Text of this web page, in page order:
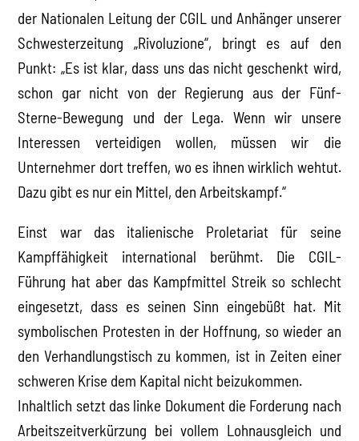
der Nationalen Leitung der CGIL und Anhänger unserer
Schwesterzeitung „Rivoluzione“, bringt es auf den
Punkt: „Es ist klar, dass uns das nicht geschenkt wird,
schon gar nicht von der Regierung aus der Fünf-
Sterne-Bewegung und der Lega. Wenn wir unsere
Interessen verteidigen wollen, müssen wir die
Unternehmer dort treffen, wo es ihnen wirklich wehtut.
Dazu gibt es nur ein Mittel, den Arbeitskampf.“
Einst war das italienische Proletariat für seine
Kampffähigkeit international berühmt. Die CGIL-
Führung hat aber das Kampfmittel Streik so schlecht
eingesetzt, dass es seinen Sinn eingebüßt hat. Mit
symbolischen Protesten in der Hoffnung, so wieder an
den Verhandlungstisch zu kommen, ist in Zeiten einer
schweren Krise dem Kapital nicht beizukommen.
Inhaltlich setzt das linke Dokument die Forderung nach
Arbeitszeitverkürzung bei vollem Lohnausgleich und